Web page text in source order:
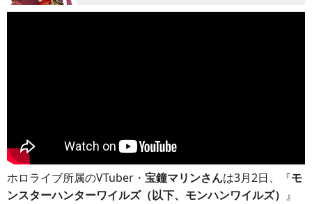
ホロライブ所属のVTuber・ 宝鐘マリンさんは3月2日、『モ
ンスターハンターワイルズ（以下、モンハンワイルズ） 』